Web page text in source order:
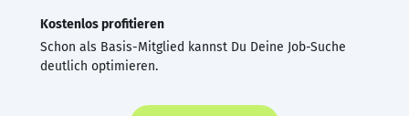
Kostenlos profitieren
Schon als Basis-Mitglied kannst Du Deine Job-Suche
deutlich optimieren.